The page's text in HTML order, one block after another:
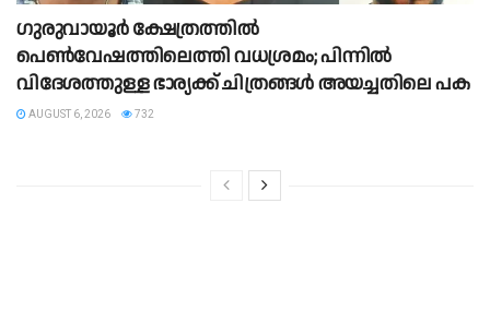
ഗുരുവായൂർ ക്ഷേത്രത്തിൽ
പെൺവേഷത്തിലെത്തി വധശ്രമം; പിന്നിൽ
വിദേശത്തുള്ള ഭാര്യക്ക് ചിത്രങ്ങൾ അയച്ചതിലെ പക
AUGUST 6, 2026 732